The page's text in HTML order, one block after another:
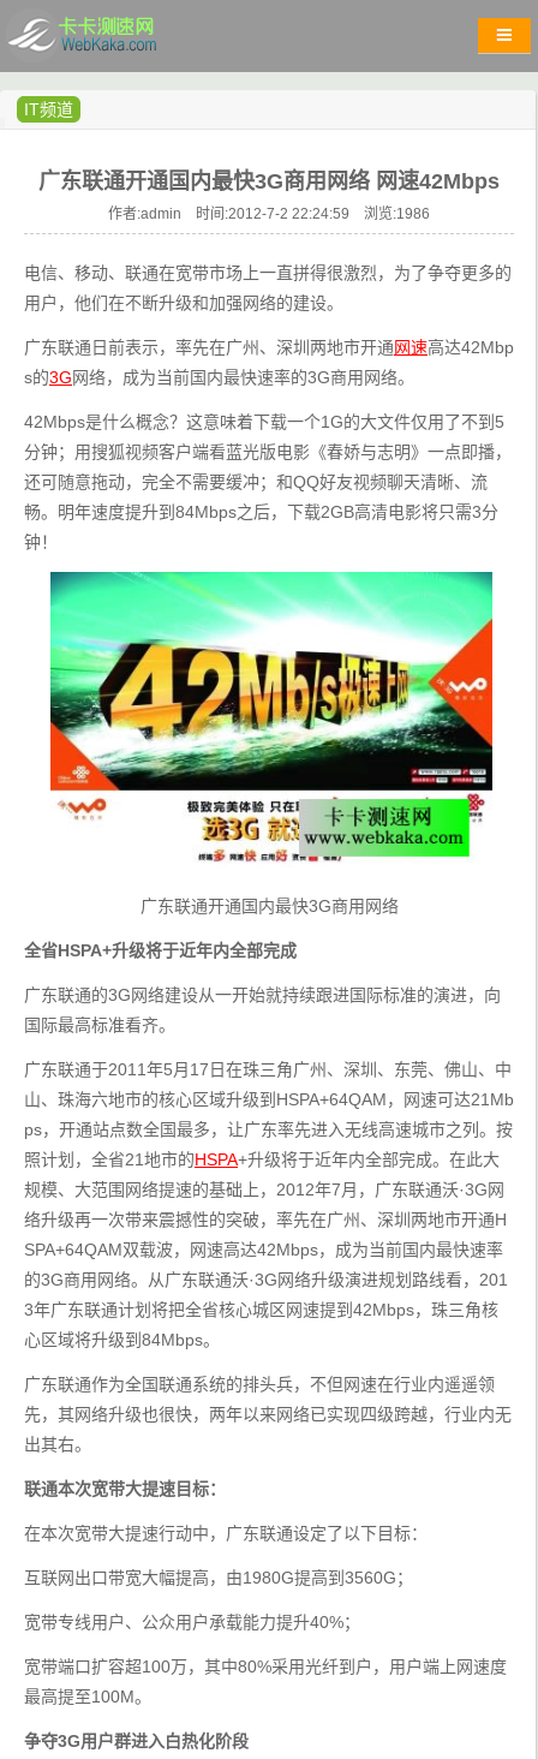
IT频道
广东联通开通国内最快3G商用网络 网速42Mbps
作者:admin 时间:2012-7-2 22:24:59 浏览:1986
电信、移动、联通在宽带市场上一直拼得很激烈，为了争夺更多的
用户，他们在不断升级和加强网络的建设。
广东联通日前表示，率先在广州、深圳两地市开通网速高达42Mbp
s的3G网络，成为当前国内最快速率的3G商用网络。
42Mbps是什么概念？这意味着下载一个1G的大文件仅用了不到5
分钟；用搜狐视频客户端看蓝光版电影《春娇与志明》一点即播，
还可随意拖动，完全不需要缓冲；和QQ好友视频聊天清晰、流
畅。明年速度提升到84Mbps之后，下载2GB高清电影将只需3分
钟！
广东联通开通国内最快3G商用网络
全省HSPA+升级将于近年内全部完成
广东联通的3G网络建设从一开始就持续跟进国际标准的演进，向
国际最高标准看齐。
广东联通于2011年5月17日在珠三角广州、深圳、东莞、佛山、中
山、珠海六地市的核心区域升级到HSPA+64QAM，网速可达21Mb
ps，开通站点数全国最多，让广东率先进入无线高速城市之列。按
照计划，全省21地市的HSPA+升级将于近年内全部完成。在此大
规模、大范围网络提速的基础上，2012年7月，广东联通沃·3G网
络升级再一次带来震撼性的突破，率先在广州、深圳两地市开通H
SPA+64QAM双载波，网速高达42Mbps，成为当前国内最快速率
的3G商用网络。从广东联通沃·3G网络升级演进规划路线看，201
3年广东联通计划将把全省核心城区网速提到42Mbps，珠三角核
心区域将升级到84Mbps。
广东联通作为全国联通系统的排头兵，不但网速在行业内遥遥领
先，其网络升级也很快，两年以来网络已实现四级跨越，行业内无
出其右。
联通本次宽带大提速目标：
在本次宽带大提速行动中，广东联通设定了以下目标：
互联网出口带宽大幅提高，由1980G提高到3560G；
宽带专线用户、公众用户承载能力提升40%；
宽带端口扩容超100万，其中80%采用光纤到户，用户端上网速度
最高提至100M。
争夺3G用户群进入白热化阶段